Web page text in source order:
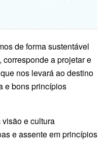
de forma sustentável
a projetar e
nos levará ao destino
e bons princípios
e cultura
e assente em princípios